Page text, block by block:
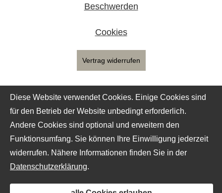
Beschwerden
Cookies
Vertrag widerrufen
Diese Website verwendet Cookies. Einige Cookies sind
für den Betrieb der Website unbedingt erforderlich.
Andere Cookies sind optional und erweitern den
Funktionsumfang. Sie können Ihre Einwilligung jederzeit
widerrufen. Nähere Informationen finden Sie in der
Datenschutzerklärung.